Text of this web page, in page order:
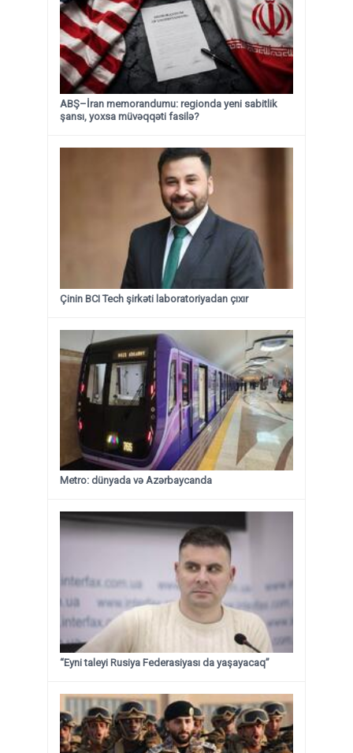
ABŞ–İran memorandumu: regionda yeni sabitlik
şansı, yoxsa müvəqqəti fasilə?
Çinin BCI Tech şirkəti laboratoriyadan çıxır
Metro: dünyada və Azərbaycanda
“Eyni taleyi Rusiya Federasiyası da yaşayacaq”